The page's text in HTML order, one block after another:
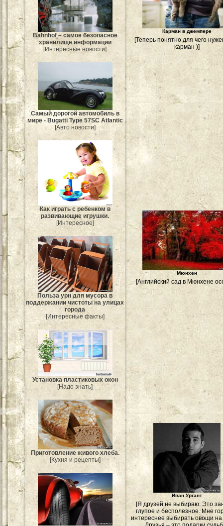
Bahnhof – самое безопасное
хранилище информации
[Интересные новости]
Самый дорогой автомобиль в
мире - Bugatti Type 57SC Atlantic
[Авто новости]
Как играть с ребенком в
развивающие игрушки.
[Интересное]
Польза урн для мусора в
поддержании чистоты на улицах
города
[Интересные факты]
Установка пластиковых окон
[Надо знать]
Приготовление живого хлеба.
[Кухня и рецепты]
Карман в джемпере
[Теперь понятно для чего
карман )]
Мюнхен
[Английский сад в Мюнхене
Иван Ургант
[Я друзей не выбираю. Это
глупое и бесполезное. Мне
интереснее выбирать овощи